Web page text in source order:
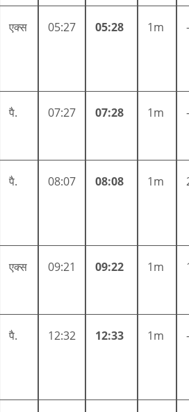
एक्स 05:27 05:28 1m
पै. 07:27 07:28 1m
पै. 08:07 08:08 1m
एक्स 09:21 09:22 1m
पै. 12:32 12:33 1m